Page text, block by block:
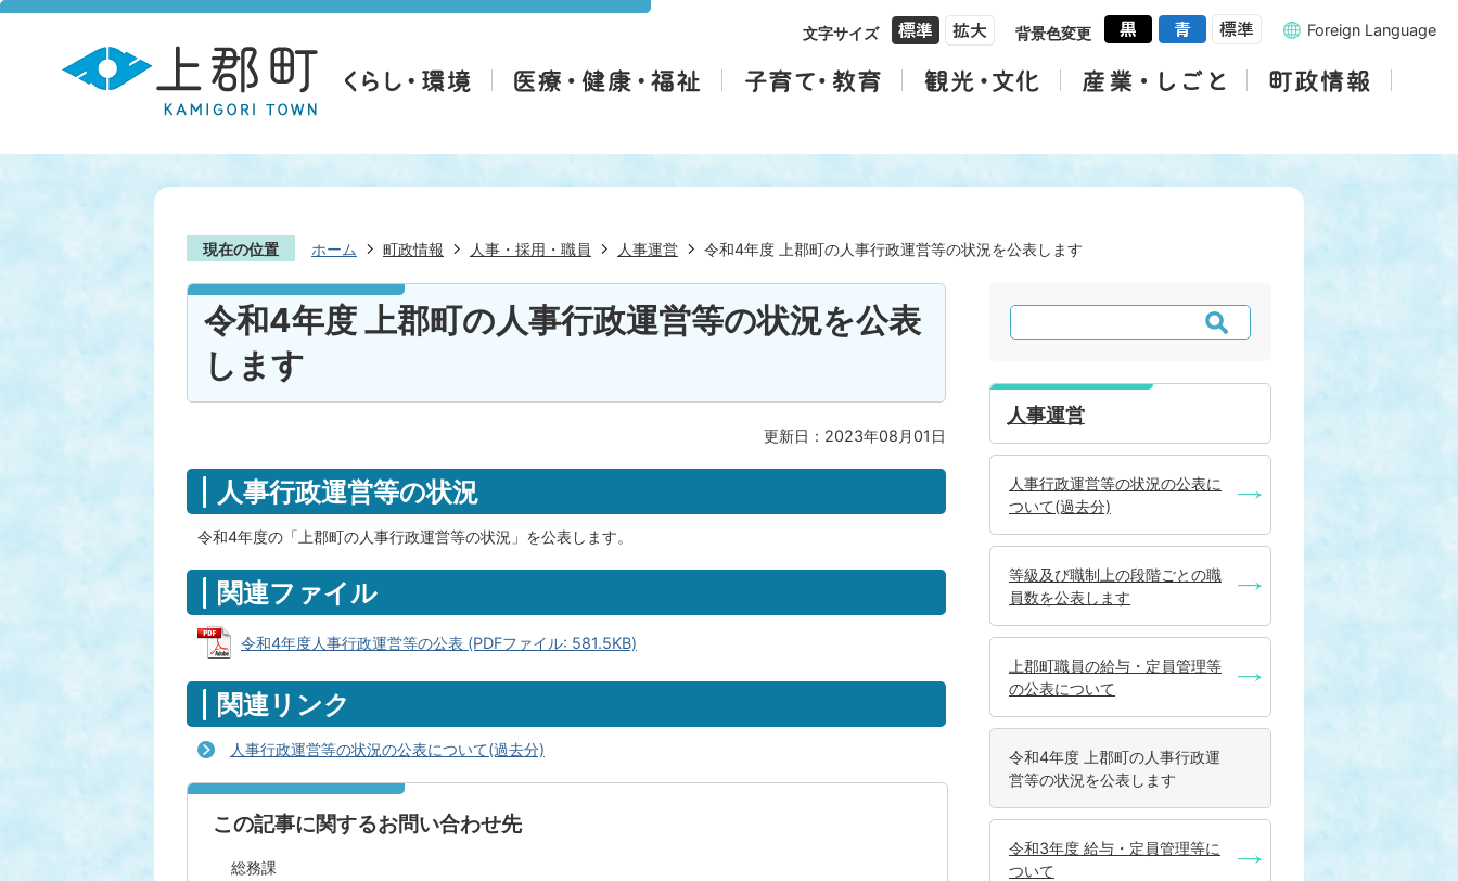
文字サイズ 背景色変更 Foreign Language
現在の位置 ホーム 町政情報 人事・採用・職員 人事運営 令和4年度 上郡町の人事行政運営等の状況を公表します
令和4年度 上郡町の人事行政運営等の状況を公表
します
更新日：2023年08月01日
人事行政運営等の状況
令和4年度の「上郡町の人事行政運営等の状況」を公表します。
関連ファイル
令和4年度人事行政運営等の公表 (PDFファイル: 581.5KB)
関連リンク
人事行政運営等の状況の公表について(過去分)
この記事に関するお問い合わせ先
総務課
検
索
人事運営
人事行政運営等の状況の公表に
ついて(過去分)
等級及び職制上の段階ごとの職
員数を公表します
上郡町職員の給与・定員管理等
の公表について
令和4年度 上郡町の人事行政運
営等の状況を公表します
令和3年度 給与・定員管理等に
ついて